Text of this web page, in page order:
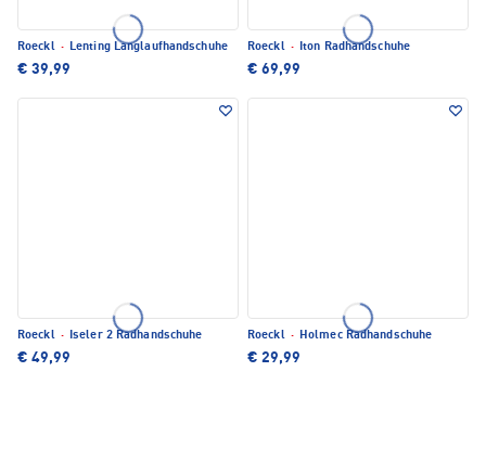
Roeckl · Lenting Langlaufhandschuhe
€ 39,99
Roeckl · Iton Radhandschuhe
€ 69,99
Roeckl · Iseler 2 Radhandschuhe
€ 49,99
Roeckl · Holmec Radhandschuhe
€ 29,99